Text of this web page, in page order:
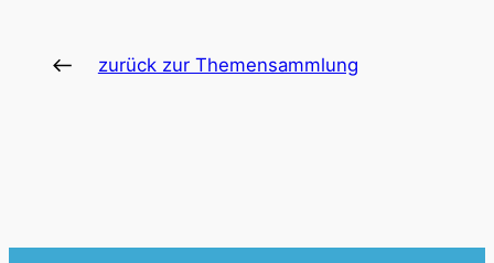
zurück zur Themensammlung